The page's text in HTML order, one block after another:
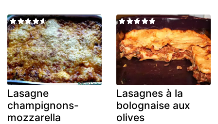
Lasagne
champignons-
mozzarella
Lasagnes à la
bolognaise aux
olives